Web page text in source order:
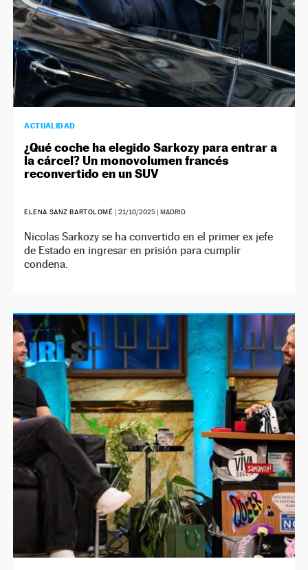
ACTUALIDAD
¿Qué coche ha elegido Sarkozy para entrar a
la cárcel? Un monovolumen francés
reconvertido en un SUV
ELENA SANZ BARTOLOMÉ | 21/10/2025| MADRID
Nicolas Sarkozy se ha convertido en el primer ex jefe
de Estado en ingresar en prisión para cumplir
condena.